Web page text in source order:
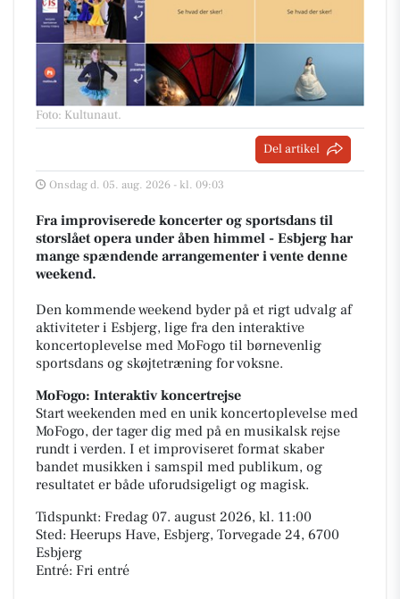
Foto: Kultunaut.
Del artikel
Onsdag d. 05. aug. 2026 - kl. 09:03
Fra improviserede koncerter og sportsdans til
storslået opera under åben himmel - Esbjerg har
mange spændende arrangementer i vente denne
weekend.
Den kommende weekend byder på et rigt udvalg af
aktiviteter i Esbjerg, lige fra den interaktive
koncertoplevelse med MoFogo til børnevenlig
sportsdans og skøjtetræning for voksne.
MoFogo: Interaktiv koncertrejse
Start weekenden med en unik koncertoplevelse med
MoFogo, der tager dig med på en musikalsk rejse
rundt i verden. I et improviseret format skaber
bandet musikken i samspil med publikum, og
resultatet er både uforudsigeligt og magisk.
Tidspunkt: Fredag 07. august 2026, kl. 11:00
Sted: Heerups Have, Esbjerg, Torvegade 24, 6700
Esbjerg
Entré: Fri entré